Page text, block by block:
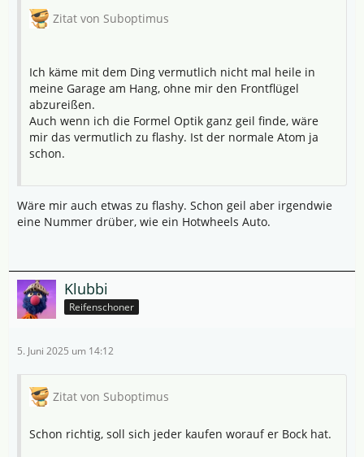
Zitat von Suboptimus
Ich käme mit dem Ding vermutlich nicht mal heile in
meine Garage am Hang, ohne mir den Frontflügel
abzureißen.
Auch wenn ich die Formel Optik ganz geil finde, wäre
mir das vermutlich zu flashy. Ist der normale Atom ja
schon.
Wäre mir auch etwas zu flashy. Schon geil aber irgendwie
eine Nummer drüber, wie ein Hotwheels Auto.
Klubbi
Reifenschoner
5. Juni 2025 um 14:12
Zitat von Suboptimus
Schon richtig, soll sich jeder kaufen worauf er Bock hat.